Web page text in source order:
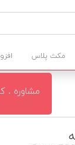
مکث پلاس
مشاوره .